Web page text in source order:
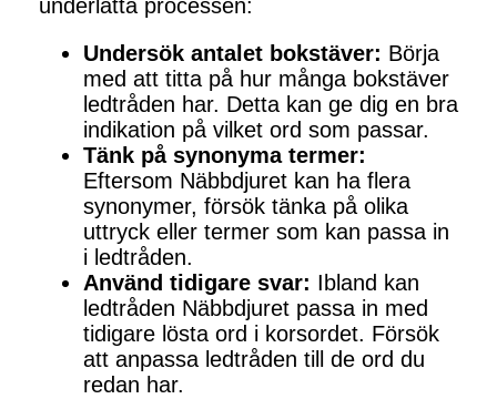
underlätta processen:
Undersök antalet bokstäver: Börja
med att titta på hur många bokstäver
ledtråden har. Detta kan ge dig en bra
indikation på vilket ord som passar.
Tänk på synonyma termer:
Eftersom Näbbdjuret kan ha flera
synonymer, försök tänka på olika
uttryck eller termer som kan passa in
i ledtråden.
Använd tidigare svar: Ibland kan
ledtråden Näbbdjuret passa in med
tidigare lösta ord i korsordet. Försök
att anpassa ledtråden till de ord du
redan har.